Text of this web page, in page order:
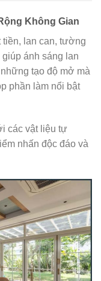
Không Gian
lan can, tường
ánh sáng lan
tạo độ mở mà
phần làm nổi bật
các vật liệu tự
nhấn độc đáo và